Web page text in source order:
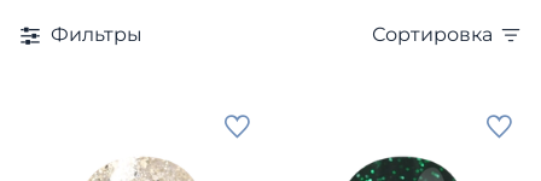
Фильтры Сортировка